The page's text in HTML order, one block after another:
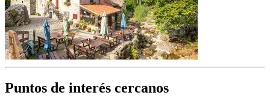
Puntos de interés cercanos